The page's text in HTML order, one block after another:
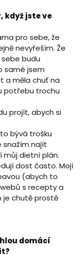
když jste ve
pro sebe, že
nevyřeším. Že
budu
samé jsem
a měla chuť na
potřebu trochu
projít, abych si
bývá trošku
snažím najít
můj dietní plán.
dost často. Mojí
(abych to
s recepty a
je chutě prostě
domácí